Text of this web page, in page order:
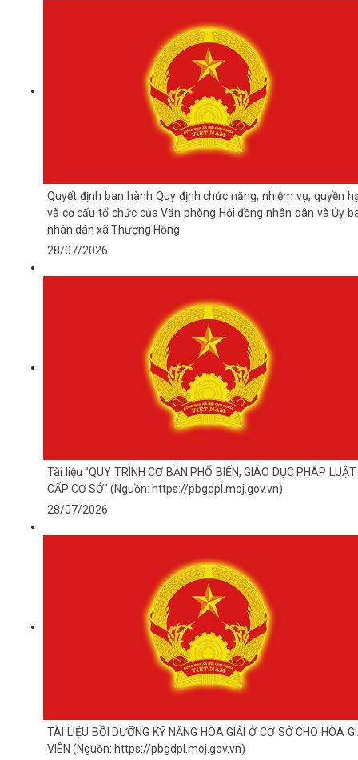
Quyết định ban hành Quy định chức năng, nhiệm vụ, quyền
và cơ cấu tổ chức của Văn phòng Hội đồng nhân dân và Ủy
nhân dân xã Thượng Hồng
28/07/2026
Tài liệu "QUY TRÌNH CƠ BẢN PHỔ BIẾN, GIÁO DỤC PHÁP LUẬT
CẤP CƠ SỞ" (Nguồn: https://pbgdpl.moj.gov.vn)
28/07/2026
TÀI LIỆU BỒI DƯỠNG KỸ NĂNG HÒA GIẢI Ở CƠ SỞ CHO HÒA
VIÊN (Nguồn: https://pbgdpl.moj.gov.vn)